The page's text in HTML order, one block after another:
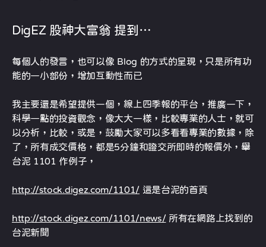
DigEZ 股神大富翁 提到…
每個人的發言，也可以像 Blog 的方式的呈現，只是所有功
能的一小部份，增加互動性而已
我主要還是希望提供一個，線上四季報的平台，推廣一下，
科學一點的投資觀念，像大大一樣，比較專業的人士，就可
以分析，比較，或是，鼓勵大家可以多看看專業的數據，除
了，所有成交價格，都是5分鐘和證交所即時的報價外，舉
台泥 1101 作例子，
http://stock.digez.com/1101/ 這是台泥的首頁
http://stock.digez.com/1101/news/ 所有在網路上找到的
台泥新聞